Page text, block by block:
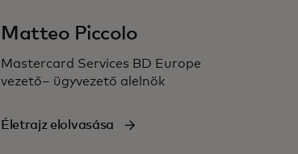
Matteo Piccolo
Mastercard Services BD Europe
vezető– ügyvezető alelnök
Életrajz elolvasása